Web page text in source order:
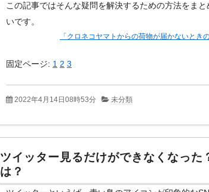
この記事ではそんな疑問を解決するための方法をま
いです。
「クロネコヤマトからの荷物が届かないと
固定ページ: 1 2 3
2022年4月14日08時53分 未分類
ツイッター見るだけができなくなった
は？